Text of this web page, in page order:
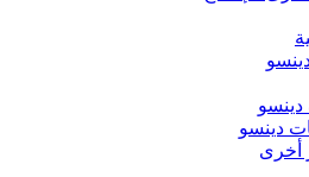
دينسو
أخرى